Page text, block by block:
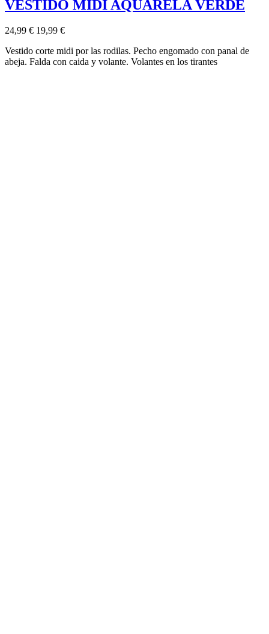
VESTIDO MIDI AQUARELA VERDE
24,99 € 19,99 €
Vestido corte midi por las rodilas. Pecho engomado con panal de
abeja. Falda con caida y volante. Volantes en los tirantes